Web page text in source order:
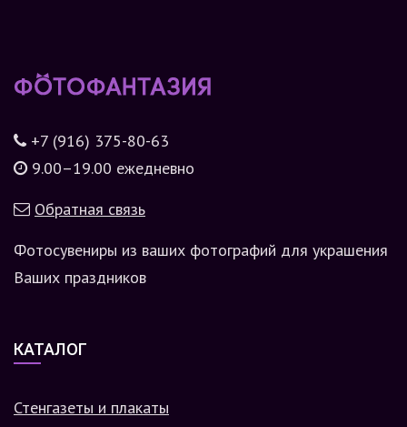
+7 (916) 375-80-63
9.00–19.00 ежедневно
Обратная связь
Фотосувениры из ваших фотографий для украшения
Ваших праздников
КАТАЛОГ
Стенгазеты и плакаты